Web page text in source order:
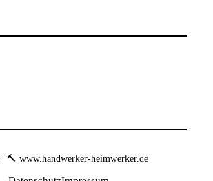
🔨 www.handwerker-heimwerker.de